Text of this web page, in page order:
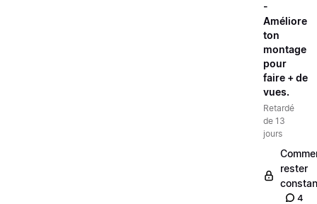
-
Améliore
ton
montage
pour
faire + de
vues.
Retardé
de 13
jours
rester
4